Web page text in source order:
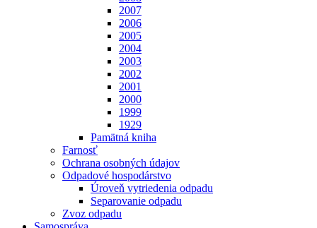
2007
2006
2005
2004
2003
2002
2001
2000
1999
1929
Pamätná kniha
Farnosť
Ochrana osobných údajov
Odpadové hospodárstvo
Úroveň vytriedenia odpadu
Separovanie odpadu
Zvoz odpadu